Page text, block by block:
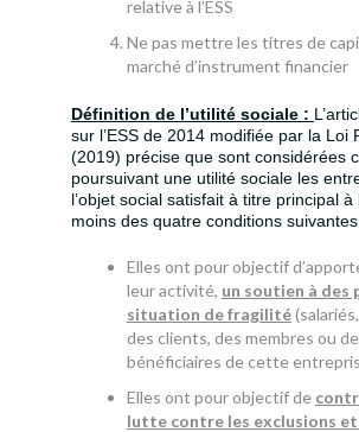
relative à l’ESS
Ne pas mettre les titres de
marché d’instrument financier
Définition de l’utilité sociale :
sur l’ESS de 2014 modifiée par la Loi
(2019) précise que sont considérées
poursuivant une utilité sociale les
l’objet social satisfait à titre principal à
moins des quatre conditions
Elles ont pour objectif
leur activité, un soutien à des
situation de fragilité
des clients, des membres ou
bénéficiaires de cette
Elles ont pour objectif de
lutte contre les exclusions et